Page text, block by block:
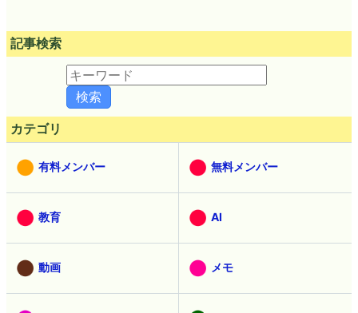
記事検索
カテゴリ
有料メンバー 無料メンバー
教育 AI
動画 メモ